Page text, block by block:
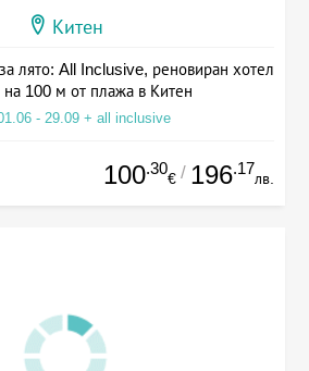
Китен
лято: All Inclusive, реновиран хотел
100 м от плажа в Китен
- 29.09 + all inclusive
100.30
€ / 196.17
лв.